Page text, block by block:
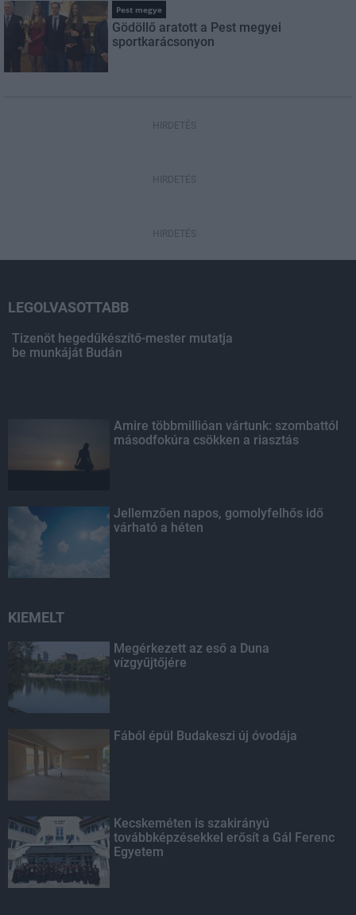
Pest megye
Gödöllő aratott a Pest megyei
sportkarácsonyon
HIRDETÉS
HIRDETÉS
HIRDETÉS
LEGOLVASOTTABB
Tizenöt hegedűkészítő-mester mutatja
be munkáját Budán
Amire többmillióan vártunk: szombattól
másodfokúra csökken a riasztás
Jellemzően napos, gomolyfelhős idő
várható a héten
KIEMELT
Megérkezett az eső a Duna
vízgyűjtőjére
Fából épül Budakeszi új óvodája
Kecskeméten is szakirányú
továbbképzésekkel erősít a Gál Ferenc
Egyetem